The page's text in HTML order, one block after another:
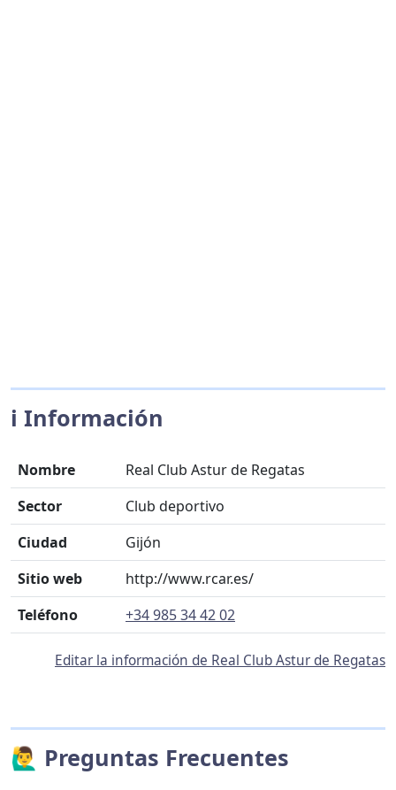
ℹ️ Información
Nombre
Real Club Astur de Regatas
Sector
Club deportivo
Ciudad
Gijón
Sitio web
http://www.rcar.es/
Teléfono
+34 985 34 42 02
Editar la información de Real Club Astur de Regatas
🙋‍♂️ Preguntas Frecuentes